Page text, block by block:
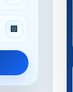
🏢